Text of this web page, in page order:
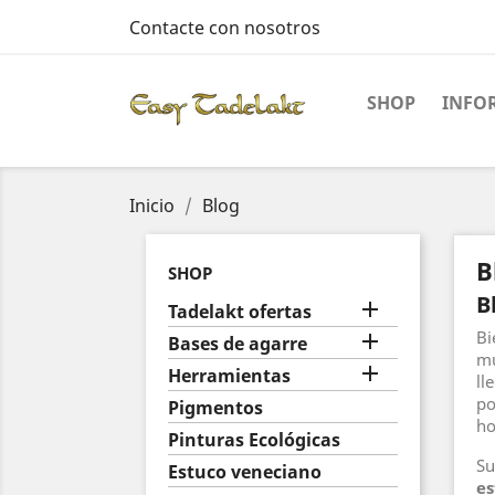
Contacte con nosotros
SHOP
Inicio Blog
SHOP
Tadelakt ofertas 
Bases de agarre 
Herramientas 
Pigmentos
Pinturas Ecológicas
Estuco veneciano